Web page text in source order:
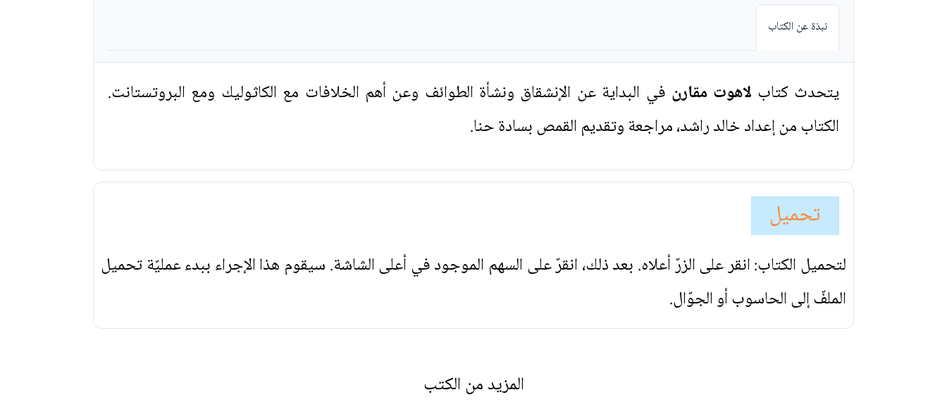
نبذة عن الكتاب
يتحدث كتاب لاهوت مقارن في البداية عن الإنشقاق ونشأة الطوائف وعن أهم الخلافات مع الكاثوليك ومع البروتستانت.
الكتاب من إعداد خالد راشد، مراجعة وتقديم القمص بسادة حنا.
تحميل
لتحميل الكتاب: انقر على الزرّ أعلاه. بعد ذلك، انقرّ على السهم الموجود في أعلى الشاشة. سيقوم هذا الإجراء ببدء عمليّة تحميل
الملفّ إلى الحاسوب أو الجوّال.
المزيد من الكتب